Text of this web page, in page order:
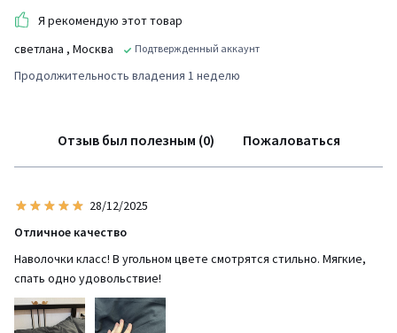
Я рекомендую этот товар
светлана , Москва Подтвержденный аккаунт
Продолжительность владения 1 неделю
Отзыв был полезным (0) Пожаловаться
28/12/2025
Отличное качество
Наволочки класс! В угольном цвете смотрятся стильно. Мягкие,
спать одно удовольствие!